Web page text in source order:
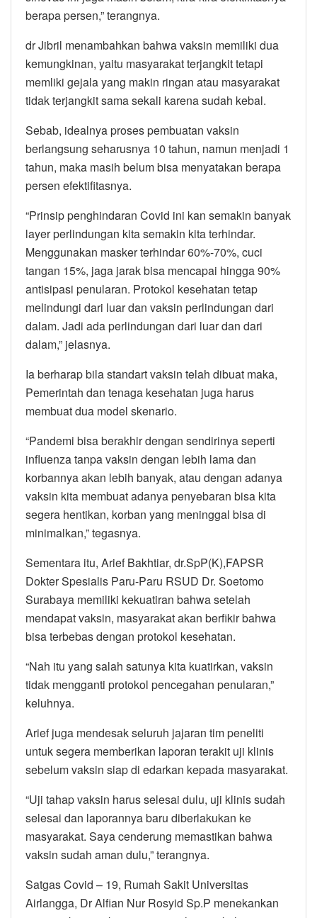
berapa persen,” terangnya.
dr Jibril menambahkan bahwa vaksin memiliki dua
kemungkinan, yaitu masyarakat terjangkit tetapi
memliki gejala yang makin ringan atau masyarakat
tidak terjangkit sama sekali karena sudah kebal.
Sebab, idealnya proses pembuatan vaksin
berlangsung seharusnya 10 tahun, namun menjadi 1
tahun, maka masih belum bisa menyatakan berapa
persen efektifitasnya.
“Prinsip penghindaran Covid ini kan semakin banyak
layer perlindungan kita semakin kita terhindar.
Menggunakan masker terhindar 60%-70%, cuci
tangan 15%, jaga jarak bisa mencapai hingga 90%
antisipasi penularan. Protokol kesehatan tetap
melindungi dari luar dan vaksin perlindungan dari
dalam. Jadi ada perlindungan dari luar dan dari
dalam,” jelasnya.
Ia berharap bila standart vaksin telah dibuat maka,
Pemerintah dan tenaga kesehatan juga harus
membuat dua model skenario.
“Pandemi bisa berakhir dengan sendirinya seperti
influenza tanpa vaksin dengan lebih lama dan
korbannya akan lebih banyak, atau dengan adanya
vaksin kita membuat adanya penyebaran bisa kita
segera hentikan, korban yang meninggal bisa di
minimalkan,” tegasnya.
Sementara itu, Arief Bakhtiar, dr.SpP(K),FAPSR
Dokter Spesialis Paru-Paru RSUD Dr. Soetomo
Surabaya memiliki kekuatiran bahwa setelah
mendapat vaksin, masyarakat akan berfikir bahwa
bisa terbebas dengan protokol kesehatan.
“Nah itu yang salah satunya kita kuatirkan, vaksin
tidak mengganti protokol pencegahan penularan,”
keluhnya.
Arief juga mendesak seluruh jajaran tim peneliti
untuk segera memberikan laporan terakit uji klinis
sebelum vaksin siap di edarkan kepada masyarakat.
“Uji tahap vaksin harus selesai dulu, uji klinis sudah
selesai dan laporannya baru diberlakukan ke
masyarakat. Saya cenderung memastikan bahwa
vaksin sudah aman dulu,” terangnya.
Satgas Covid – 19, Rumah Sakit Universitas
Airlangga, Dr Alfian Nur Rosyid Sp.P menekankan